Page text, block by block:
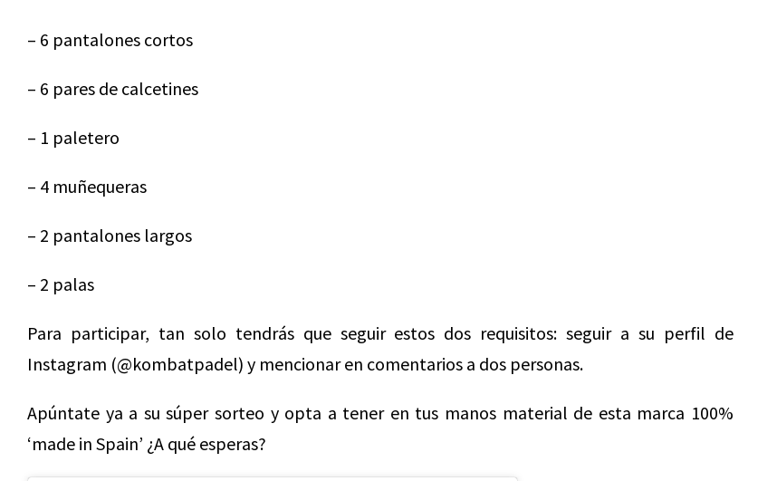
– 6 pantalones cortos
– 6 pares de calcetines
– 1 paletero
– 4 muñequeras
– 2 pantalones largos
– 2 palas
Para participar, tan solo tendrás que seguir estos dos requisitos: seguir a su perfil de
Instagram (@kombatpadel) y mencionar en comentarios a dos personas.
Apúntate ya a su súper sorteo y opta a tener en tus manos material de esta marca 100%
‘made in Spain’ ¿A qué esperas?